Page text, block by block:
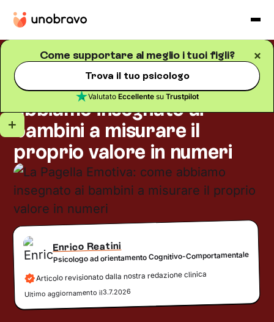
Come supportare al meglio i tuoi figli?
Trova il tuo psicologo
Valutato Eccellentesu Trustpilot
Blog Psicologia infantile
La Pagella Emotiva: come
abbiamo insegnato ai
bambini a misurare il
proprio valore in numeri
Enrico Reatini
Psicologo ad orientamento Cognitivo-Comportamentale
Articolo revisionato dalla nostra redazione clinica
Ultimo aggiornamento il3.7.2026